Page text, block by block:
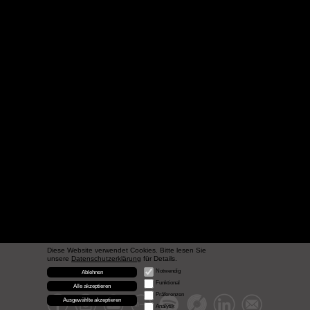
Diese Website verwendet Cookies. Bitte lesen Sie
unsere Datenschutzerklärung für Details.
Ablehnen
Alle akzeptieren
Ausgewählte akzeptieren
Notwendig
Funktional
Präferenzen
Analytik